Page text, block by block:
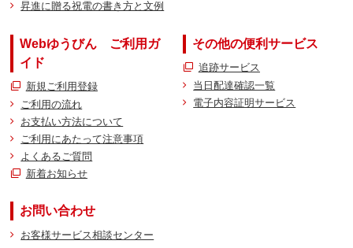
昇進に贈る祝電の書き方と文例
Webゆうびん ご利用ガ
イド
新規ご利用登録
ご利用の流れ
お支払い方法について
ご利用にあたって注意事項
よくあるご質問
新着お知らせ
その他の便利サービス
追跡サービス
当日配達確認一覧
電子内容証明サービス
お問い合わせ
お客様サービス相談センター